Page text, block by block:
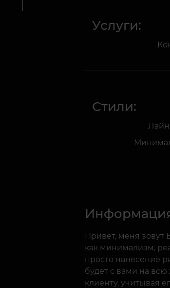
Услуги:
Стили:
Привет, меня зовут
как минимализм,
просто нанесение
будет с вами на всю
клиенту, учитывая